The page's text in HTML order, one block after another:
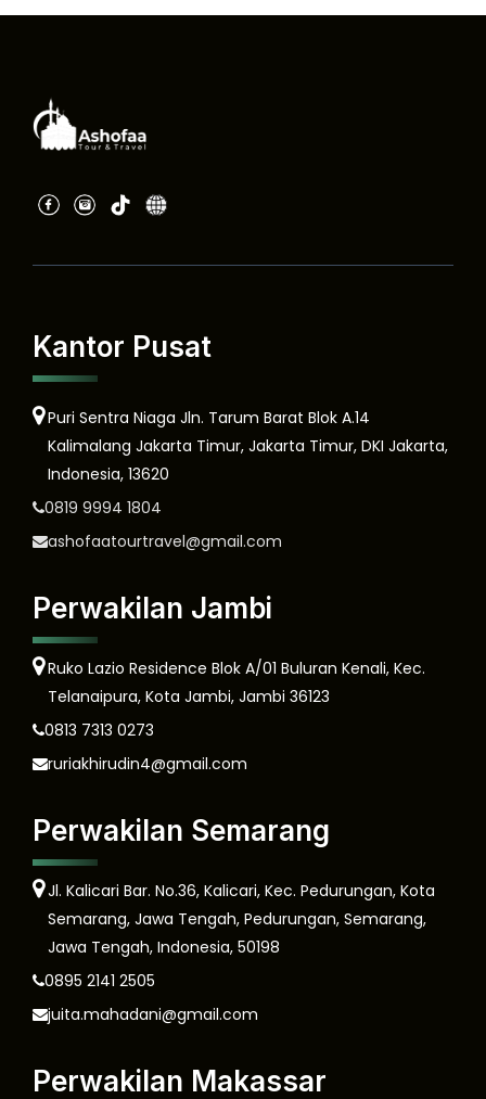
Kantor Pusat
Puri Sentra Niaga Jln. Tarum Barat Blok A.14
Kalimalang Jakarta Timur, Jakarta Timur, DKI Jakarta,
Indonesia, 13620
0819 9994 1804
ashofaatourtravel@gmail.com
Perwakilan Jambi
Ruko Lazio Residence Blok A/01 Buluran Kenali, Kec.
Telanaipura, Kota Jambi, Jambi 36123
0813 7313 0273
ruriakhirudin4@gmail.com
Perwakilan Semarang
Jl. Kalicari Bar. No.36, Kalicari, Kec. Pedurungan, Kota
Semarang, Jawa Tengah, Pedurungan, Semarang,
Jawa Tengah, Indonesia, 50198
0895 2141 2505
juita.mahadani@gmail.com
Perwakilan Makassar